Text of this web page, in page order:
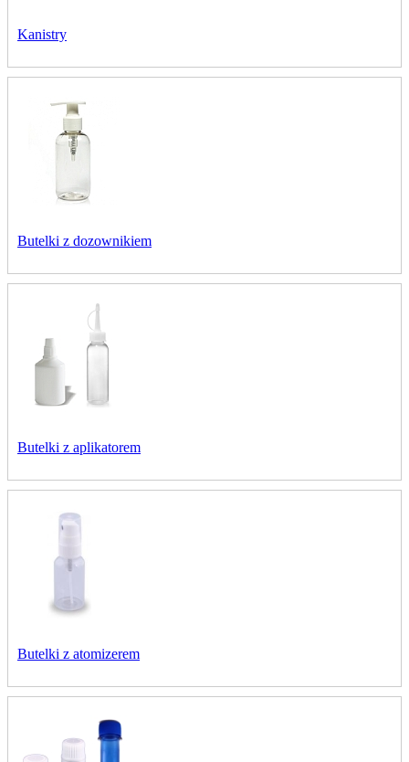
Kanistry
Butelki z dozownikiem
Butelki z aplikatorem
Butelki z atomizerem